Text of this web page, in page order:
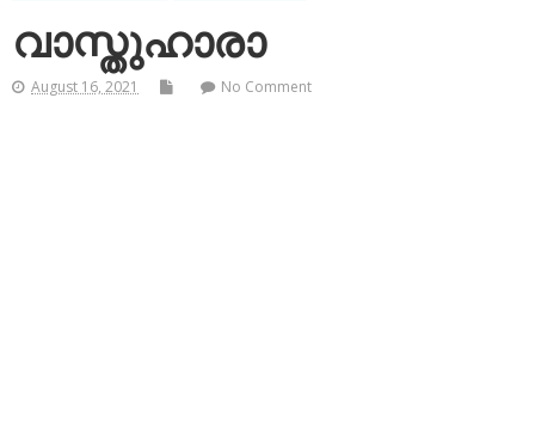
വാസ്തുഹാരാ
August 16, 2021 No Comment